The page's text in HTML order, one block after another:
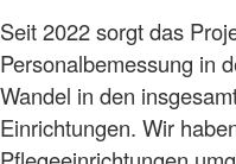
Seit 2022 sorgt das
Personalbemessung in
Wandel in den
Einrichtungen. Wir